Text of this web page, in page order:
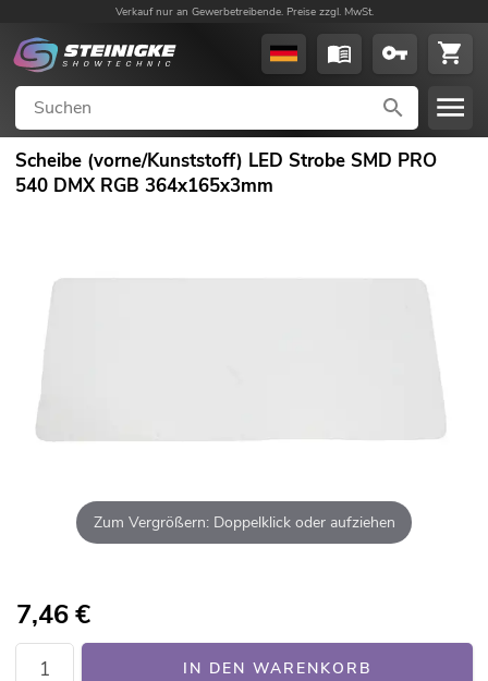
Verkauf nur an Gewerbetreibende. Preise zzgl. MwSt.
Scheibe (vorne/Kunststoff) LED Strobe SMD PRO
540 DMX RGB 364x165x3mm
Zum Vergrößern: Doppelklick oder aufziehen
7,46€
IN DEN WARENKORB